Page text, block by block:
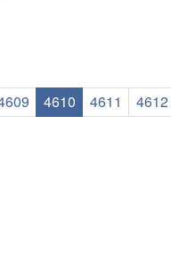
4610 4611 4612